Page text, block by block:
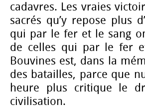
cadavres. Les vraies
sacrés qu’y repose plus
qui par le fer et le sang
de celles qui par le fer
Bouvines est, dans la
des batailles, parce que
heure plus critique le
civilisation.